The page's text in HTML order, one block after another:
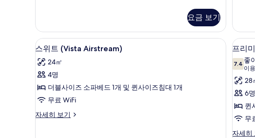
지
원
사
진
모
두
기
캐
빈,
이
약
자
원
자
히
요금 보기
세
히
보
스
위
트
(Vista
Airstream)
사
진
고급 침구, 오리/거위털 이불, 템퍼페딕 침대,
6
스위트 (Vista Airstream)
24㎡
4명
더블사이즈 소파베드 1개 및 퀸사이즈침대 1개
무료 WiFi
자세히 보기
스
프
리
미
엄
캐
빈
사
8
프리
7.47.4점
좋
이
(이
용
후
기
3
개)
28
6명
퀸
무
자세히
프